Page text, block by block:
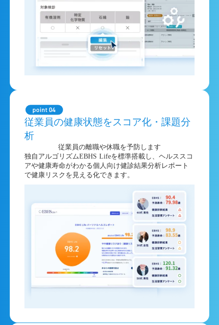
従業員の健康状態をスコア化・課題分
析
従業員の離職や休職を予防します
独自アルゴリズムEBHS Lifeを標準搭載し、ヘルススコ
アや健康寿命がわかる個人向け健診結果分析レポート
で健康リスクを見える化できます。